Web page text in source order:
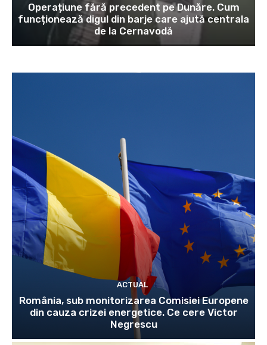
Operațiune fără precedent pe Dunăre. Cum
funcționează digul din barje care ajută centrala
de la Cernavodă
ACTUAL
România, sub monitorizarea Comisiei Europene
din cauza crizei energetice. Ce cere Victor
Negrescu